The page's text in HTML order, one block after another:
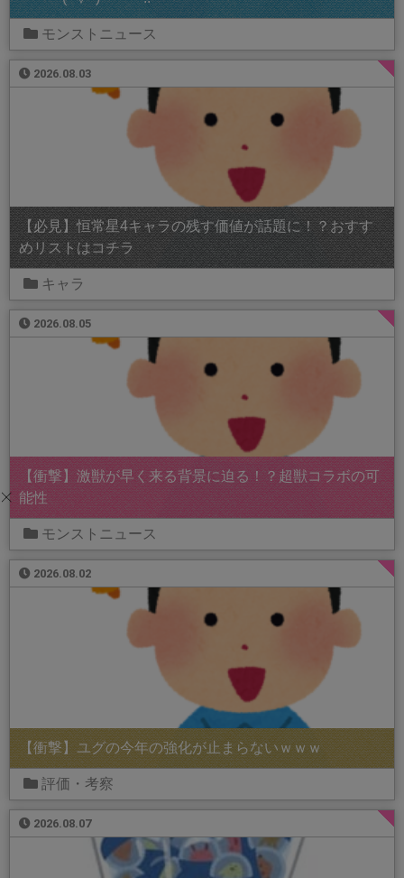
モンストニュース
2026.08.03
【必見】恒常星4キャラの残す価値が話題に！？おすす
めリストはコチラ
キャラ
2026.08.05
【衝撃】激獣が早く来る背景に迫る！？超獣コラボの可
能性
モンストニュース
2026.08.02
【衝撃】ユグの今年の強化が止まらないｗｗｗ
評価・考察
2026.08.07